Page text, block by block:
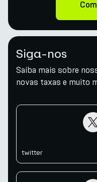
Siga-nos
Saiba mais sobre
novas taxas e muito
twitter